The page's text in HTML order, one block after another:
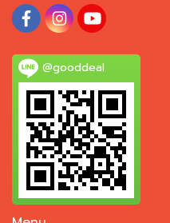
@gooddeal